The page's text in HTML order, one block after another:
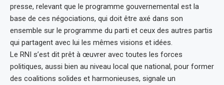
presse, relevant que le programme gouvernemental est la
base de ces négociations, qui doit être axé dans son
ensemble sur le programme du parti et ceux des autres partis
qui partagent avec lui les mêmes visions et idées.
Le RNI s’est dit prêt à œuvrer avec toutes les forces
politiques, aussi bien au niveau local que national, pour former
des coalitions solides et harmonieuses, signale un